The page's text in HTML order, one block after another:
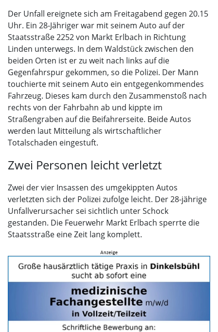
Der Unfall ereignete sich am Freitagabend gegen 20.15
Uhr. Ein 28-Jähriger war mit seinem Auto auf der
Staatsstraße 2252 von Markt Erlbach in Richtung
Linden unterwegs. In dem Waldstück zwischen den
beiden Orten ist er zu weit nach links auf die
Gegenfahrspur gekommen, so die Polizei. Der Mann
touchierte mit seinem Auto ein entgegenkommendes
Fahrzeug. Dieses kam durch den Zusammenstoß nach
rechts von der Fahrbahn ab und kippte im
Straßengraben auf die Beifahrerseite. Beide Autos
werden laut Mitteilung als wirtschaftlicher
Totalschaden eingestuft.
Zwei Personen leicht verletzt
Zwei der vier Insassen des umgekippten Autos
verletzten sich der Polizei zufolge leicht. Der 28-jährige
Unfallverursacher sei sichtlich unter Schock
gestanden. Die Feuerwehr Markt Erlbach sperrte die
Staatsstraße eine Zeit lang komplett.